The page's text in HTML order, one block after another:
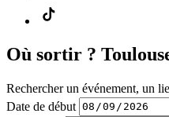
Où sortir ?
Rechercher un événement, un
Date de début